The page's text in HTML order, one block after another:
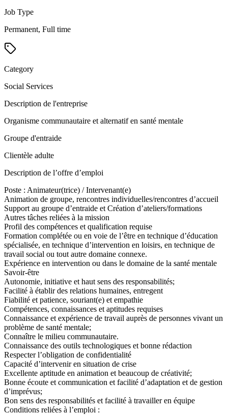
Job Type
Permanent, Full time
Category
Social Services
Description de l'entreprise
Organisme communautaire et alternatif en santé mentale
Groupe d'entraide
Clientèle adulte
Description de l’offre d’emploi
Poste : Animateur(trice) / Intervenant(e)
Animation de groupe, rencontres individuelles/rencontres d’accueil
Support au groupe d’entraide et Création d’ateliers/formations
Autres tâches reliées à la mission
Profil des compétences et qualification requise
Formation complétée ou en voie de l’être en technique d’éducation
spécialisée, en technique d’intervention en loisirs, en technique de
travail social ou tout autre domaine connexe.
Expérience en intervention ou dans le domaine de la santé mentale
Savoir-être
Autonomie, initiative et haut sens des responsabilités;
Facilité à établir des relations humaines, entregent
Fiabilité et patience, souriant(e) et empathie
Compétences, connaissances et aptitudes requises
Connaissance et expérience de travail auprès de personnes vivant un
problème de santé mentale;
Connaître le milieu communautaire.
Connaissance des outils technologiques et bonne rédaction
Respecter l’obligation de confidentialité
Capacité d’intervenir en situation de crise
Excellente aptitude en animation et beaucoup de créativité;
Bonne écoute et communication et facilité d’adaptation et de gestion
d’imprévus;
Bon sens des responsabilités et facilité à travailler en équipe
Conditions reliées à l’emploi :